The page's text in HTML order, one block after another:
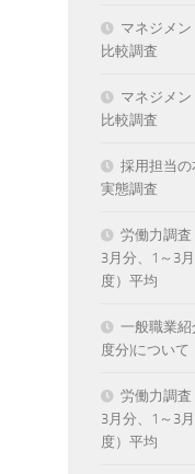
マネジメ
比較調査
マネジメ
比較調査
採用担当
実態調査
労働力調査
3月分、1～3
度）平均
一般職業
度分)について
労働力調査
3月分、1～3
度）平均